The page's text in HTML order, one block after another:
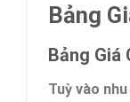
Bảng
Bảng
Tuỳ vào